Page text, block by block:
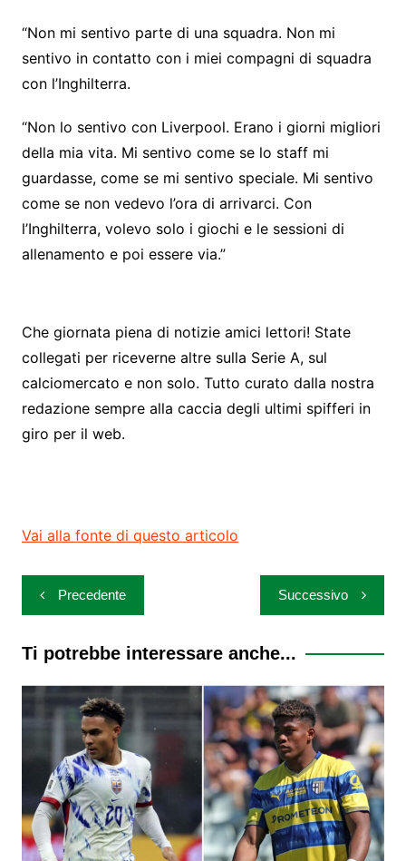
“Non mi sentivo parte di una squadra. Non mi
sentivo in contatto con i miei compagni di squadra
con l’Inghilterra.
“Non lo sentivo con Liverpool. Erano i giorni migliori
della mia vita. Mi sentivo come se lo staff mi
guardasse, come se mi sentivo speciale. Mi sentivo
come se non vedevo l’ora di arrivarci. Con
l’Inghilterra, volevo solo i giochi e le sessioni di
allenamento e poi essere via.”
Che giornata piena di notizie amici lettori! State
collegati per riceverne altre sulla Serie A, sul
calciomercato e non solo. Tutto curato dalla nostra
redazione sempre alla caccia degli ultimi spifferi in
giro per il web.
Vai alla fonte di questo articolo
Navigazione
articoli
Precedente Successivo
Ti potrebbe interessare anche...